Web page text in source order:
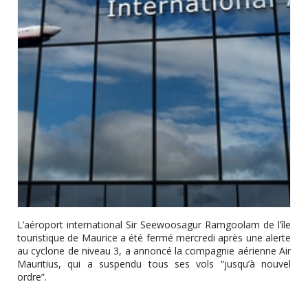
L’aéroport international Sir Seewoosagur Ramgoolam de l’île
touristique de Maurice a été fermé mercredi après une alerte
au cyclone de niveau 3, a annoncé la compagnie aérienne Air
Mauritius, qui a suspendu tous ses vols “jusqu’à nouvel
ordre”.